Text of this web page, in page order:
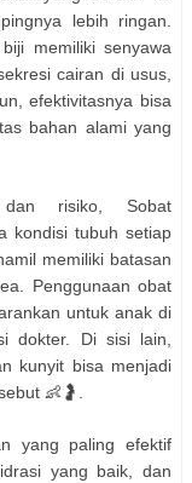
lebih ringan.
memiliki senyawa
cairan di usus,
efektivitasnya bisa
bahan alami yang
dan risiko, Sobat
kondisi tubuh setiap
memiliki batasan
Penggunaan obat
untuk anak di
dokter. Di sisi lain,
kunyit bisa menjadi
👶🤰.
yang paling efektif
yang baik, dan